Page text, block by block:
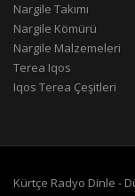
Nargile Takımı
Nargile Kömürü
Nargile Malzemeleri
Terea Iqos
Iqos Terea Çeşitleri
Kürtçe Radyo Dinle -